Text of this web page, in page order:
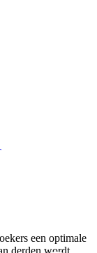
een optimale
derden wordt